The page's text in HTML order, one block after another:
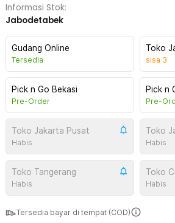
Informasi Stok:
Jabodetabek
Gudang Online
Tersedia
Toko
sisa 3
Pick n Go Bekasi
Pre-Order
Pick n
Pre-
Toko Jakarta Pusat
Habis
Toko
Habis
Toko Tangerang
Habis
Toko
Habis
Tersedia bayar di tempat (COD)